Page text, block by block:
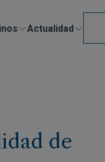
Actualidad
de